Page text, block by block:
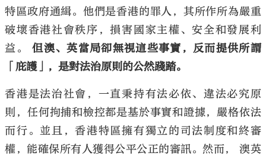
特區政府通緝。他們是香港的罪人，其所作所為嚴重
破壞香港社會秩序，損害國家主權、安全和發展利
益。但澳、英當局卻無視這些事實，反而提供所謂
「庇護」，是對法治原則的公然踐踏。
香港是法治社會，一直秉持有法必依、違法必究原
則，任何拘捕和檢控都是基於事實和證據，嚴格依法
而行。並且，香港特區擁有獨立的司法制度和終審
權，能確保所有人獲得公平公正的審訊。然而， 澳英